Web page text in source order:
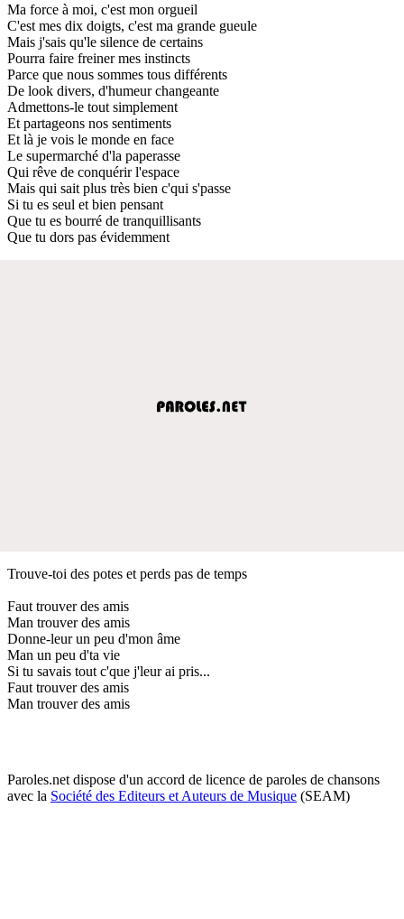
Ma force à moi, c'est mon orgueil
C'est mes dix doigts, c'est ma grande gueule
Mais j'sais qu'le silence de certains
Pourra faire freiner mes instincts
Parce que nous sommes tous différents
De look divers, d'humeur changeante
Admettons-le tout simplement
Et partageons nos sentiments
Et là je vois le monde en face
Le supermarché d'la paperasse
Qui rêve de conquérir l'espace
Mais qui sait plus très bien c'qui s'passe
Si tu es seul et bien pensant
Que tu es bourré de tranquillisants
Que tu dors pas évidemment
Trouve-toi des potes et perds pas de temps
Faut trouver des amis
Man trouver des amis
Donne-leur un peu d'mon âme
Man un peu d'ta vie
Si tu savais tout c'que j'leur ai pris...
Faut trouver des amis
Man trouver des amis
Paroles.net dispose d'un accord de licence de paroles de chansons
avec la Société des Editeurs et Auteurs de Musique (SEAM)